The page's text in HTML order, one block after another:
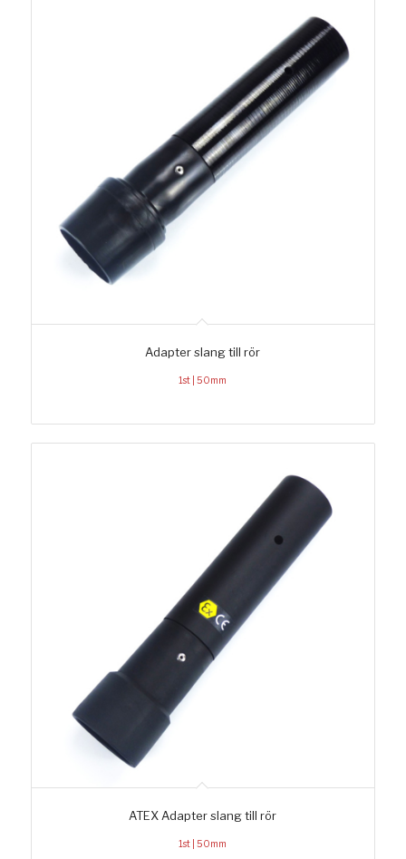
Adapter slang till rör
1st | 50mm
ATEX Adapter slang till rör
1st | 50mm